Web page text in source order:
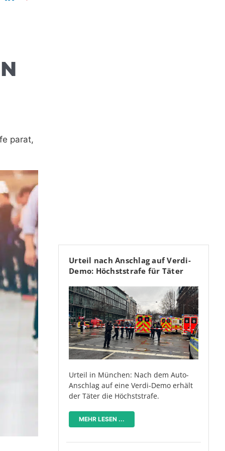
parat,
Urteil nach Anschlag auf Verdi-
Demo: Höchststrafe für Täter
Urteil in München: Nach dem Auto-
Anschlag auf eine Verdi-Demo erhält
der Täter die Höchststrafe.
MEHR LESEN ...